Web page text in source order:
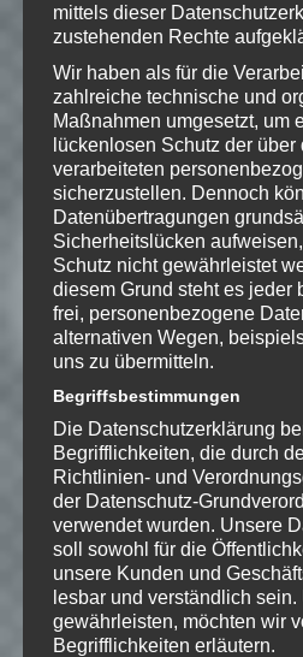
#7 –
VonSpeedy am
15:05 Uhr
LET'S PLAY »
#8 – ZWEITE
CHANCEN
VonSpeedyam
15:05 Uhr
LET'S PLAY »
mittels dieser
zustehenden Rechte
Wir haben als für die
zahlreiche technische und
Maßnahmen umgesetzt, um
lückenlosen Schutz der
verarbeiteten
sicherzustellen. Dennoch
Datenübertragungen
Sicherheitslücken
Schutz nicht gewährleistet
diesem Grund steht es jeder
frei, personenbezogene
alternativen Wegen,
uns zu übermitteln.
Begriffsbestimmungen
Die Datenschutzerklärung
Begrifflichkeiten, die durch
Richtlinien- und
der Datenschutz-
verwendet wurden. Unsere
soll sowohl für die
unsere Kunden und
lesbar und verständlich sein.
gewährleisten, möchten wir
Begrifflichkeiten erläutern.